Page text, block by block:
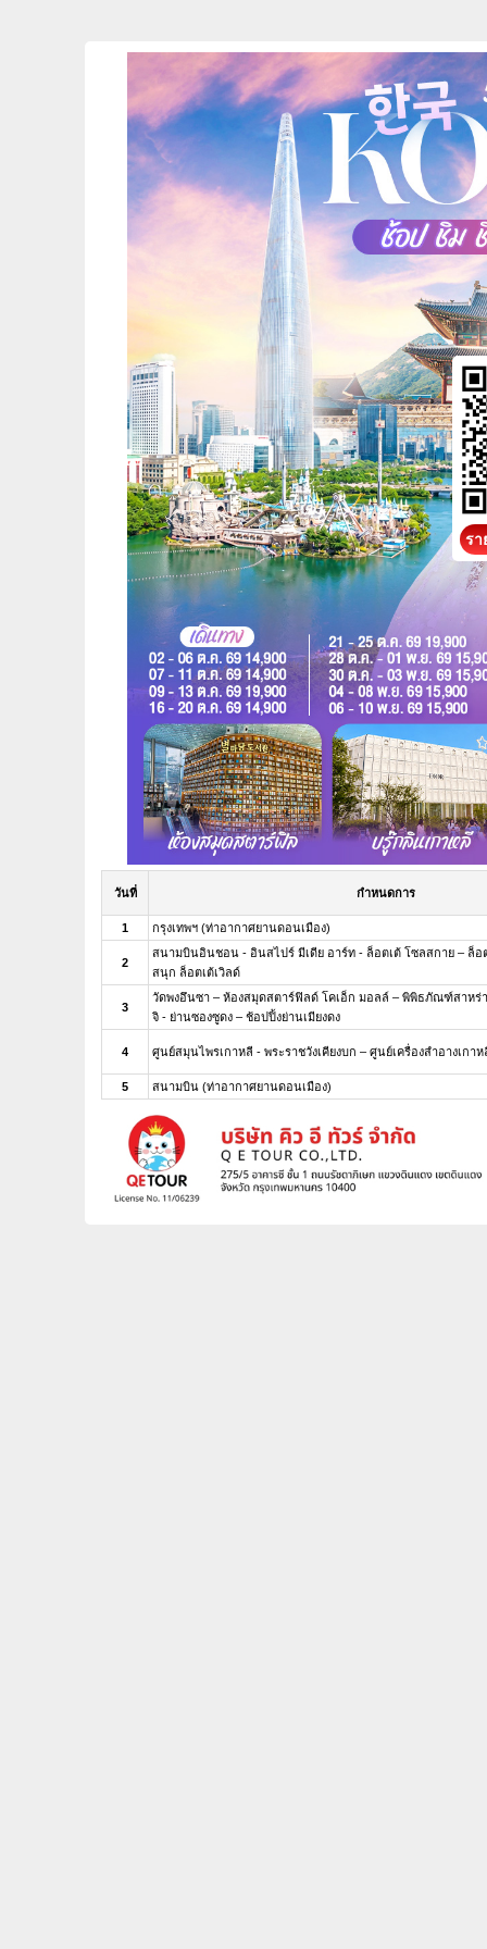
รา
วันที่ กำหนดการ
1 กรุงเทพฯ (ท่าอากาศยานดอนเมือง)
2
สนามบินอินชอน - อินสไปร์ มีเดีย อาร์ท - ล็อตเต้ โซลสกาย – ล็อ
สนุก ล็อตเต้เวิลด์
3
วัดพงอึนซา – ห้องสมุดสตาร์ฟิลด์ โคเอ็ก มอลล์ – พิพิธภัณฑ์สาหร่
จิ - ย่านซองซูดง – ช้อปปิ้งย่านเมียงดง
4 ศูนย์สมุนไพรเกาหลี - พระราชวังเคียงบก – ศูนย์เครื่องสำอางเกา
5 สนามบิน (ท่าอากาศยานดอนเมือง)